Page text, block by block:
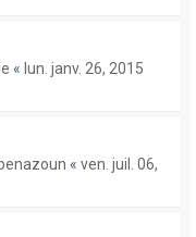
« lun. janv. 26, 2015
« ven. juil. 06,